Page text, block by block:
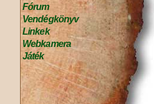
Fórum
Vendégkönyv
Linkek
Webkamera
Játék